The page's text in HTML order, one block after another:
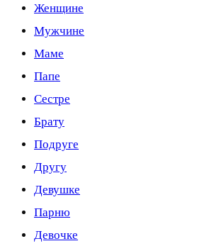
Женщине
Мужчине
Маме
Папе
Сестре
Брату
Подруге
Другу
Девушке
Парню
Девочке